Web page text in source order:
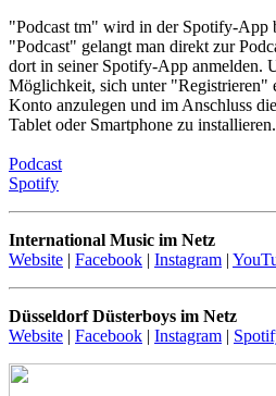
"Podcast tm" wird in der Spotify-App
"Podcast" gelangt man direkt zur
dort in seiner Spotify-App anmelden.
Möglichkeit, sich unter "Registrieren"
Konto anzulegen und im Anschluss
Tablet oder Smartphone zu installieren.
Podcast
Spotify
International Music im Netz
Website | Facebook | Instagram |
Düsseldorf Düsterboys im Netz
Website | Facebook | Instagram |